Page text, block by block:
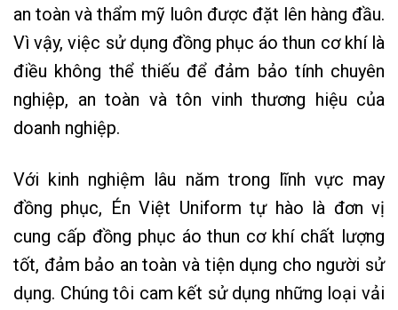
an toàn và thẩm mỹ luôn được đặt lên hàng đầu.
Vì vậy, việc sử dụng đồng phục áo thun cơ khí là
điều không thể thiếu để đảm bảo tính chuyên
nghiệp, an toàn và tôn vinh thương hiệu của
doanh nghiệp.
Với kinh nghiệm lâu năm trong lĩnh vực may
đồng phục, Én Việt Uniform tự hào là đơn vị
cung cấp đồng phục áo thun cơ khí chất lượng
tốt, đảm bảo an toàn và tiện dụng cho người sử
dụng. Chúng tôi cam kết sử dụng những loại vải